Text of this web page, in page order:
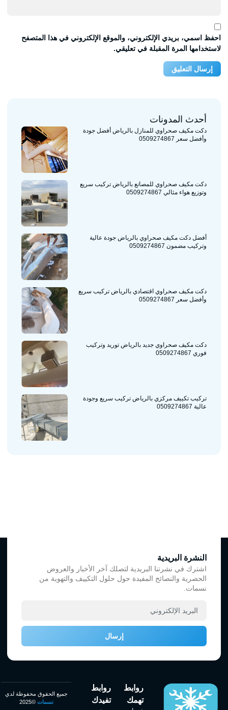
احفظ اسمي، بريدي الإلكتروني، والموقع الإلكتروني في هذا المتصفح
لاستخدامها المرة المقبلة في تعليقي.
أحدث المدونات
دكت مكيف صحراوي للمنازل بالرياض أفضل جودة
وأفضل سعر 0509274867
دكت مكيف صحراوي للمصانع بالرياض تركيب سريع
وتوزيع هواء مثالي 0509274867
أفضل دكت مكيف صحراوي بالرياض جودة عالية
وتركيب مضمون 0509274867
دكت مكيف صحراوي اقتصادي بالرياض تركيب سريع
وأفضل سعر 0509274867
دكت مكيف صحراوي جديد بالرياض توريد وتركيب
فوري 0509274867
تركيب تكييف مركزي بالرياض تركيب سريع وجودة
عالية 0509274867
روابط
تهمك
روابط
تفيدك
جميع الحقوق محفوظة لدي
نسمات©2025
النشرة البريدية
اشترك في نشرتنا البريدية لتصلك آخر الأخبار والعروض
الحصرية والنصائح المفيدة حول حلول التكييف والتهوية من
نسمات.
إرسال